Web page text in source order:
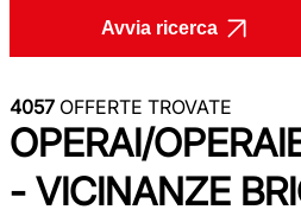
Avvia ricerca
4057 OFFERTE TROVATE
OPERAI/
- VICINANZE